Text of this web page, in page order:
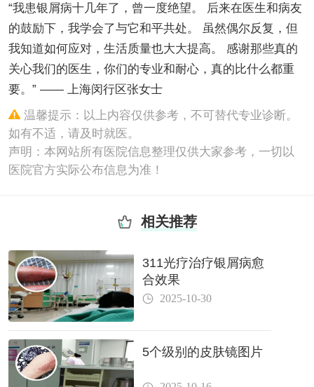
“我患银屑病十几年了，曾一度绝望。 后来在医生和病友
的鼓励下，我学会了与它和平共处。 虽然偶尔反复，但
我知道如何应对，生活质量也大大提高。 感谢那些真的
关心我们的医生，你们的专业和耐心，真的比什么都重
要。” —— 上海闵行区张女士
温馨提示：以上内容仅供参考，不可替代专业诊断。
如有不适，请及时就医。
声明：本网站所有医院信息整理仅供大家参考，一切以
医院官方实际公布信息为准！
相关推荐
311光疗治疗银屑病愈
合效果
2025-10-30
5个级别的皮肤镜图片